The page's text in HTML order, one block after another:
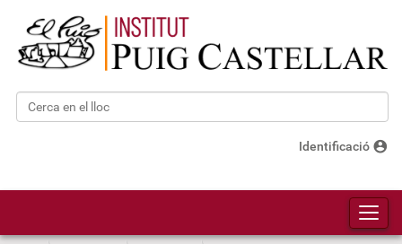
Cerca
Identificació account_circle